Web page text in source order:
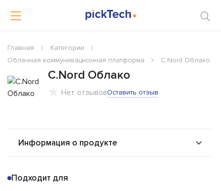
Главная
Категории
Облачная коммуникационная платформа
C.Nord Облако
C.Nord Облако
Нет отзывовОставить отзыв
Информация о продукте
Альтернативы
Подходит для